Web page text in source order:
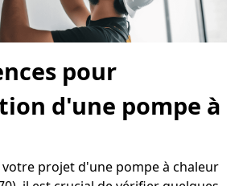
pour
d'une pompe à
projet d'une pompe à chaleur